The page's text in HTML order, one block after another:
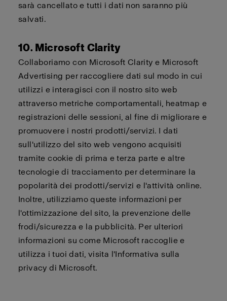
sarà cancellato e tutti i dati non saranno più
salvati.
10. Microsoft Clarity
Collaboriamo con Microsoft Clarity e Microsoft
Advertising per raccogliere dati sul modo in cui
utilizzi e interagisci con il nostro sito web
attraverso metriche comportamentali, heatmap e
registrazioni delle sessioni, al fine di migliorare e
promuovere i nostri prodotti/servizi. I dati
sull'utilizzo del sito web vengono acquisiti
tramite cookie di prima e terza parte e altre
tecnologie di tracciamento per determinare la
popolarità dei prodotti/servizi e l'attività online.
Inoltre, utilizziamo queste informazioni per
l'ottimizzazione del sito, la prevenzione delle
frodi/sicurezza e la pubblicità. Per ulteriori
informazioni su come Microsoft raccoglie e
utilizza i tuoi dati, visita l'Informativa sulla
privacy di Microsoft.